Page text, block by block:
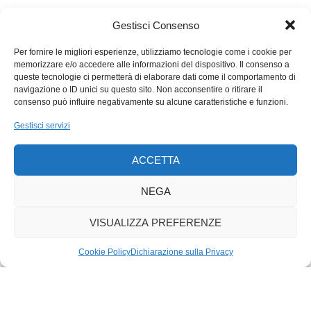
Gestisci Consenso
Per fornire le migliori esperienze, utilizziamo tecnologie come i cookie per
memorizzare e/o accedere alle informazioni del dispositivo. Il consenso a
queste tecnologie ci permetterà di elaborare dati come il comportamento di
navigazione o ID unici su questo sito. Non acconsentire o ritirare il
consenso può influire negativamente su alcune caratteristiche e funzioni.
Gestisci servizi
ACCETTA
NEGA
VISUALIZZA PREFERENZE
Cookie PolicyDichiarazione sulla Privacy